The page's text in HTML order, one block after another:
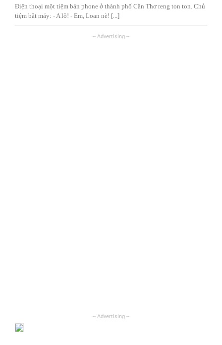
Điện thoại một tiệm bán phone ở thành phố Cần Thơ reng ton ton. Chủ
tiệm bắt máy: - A lô! - Em, Loan nè! [...]